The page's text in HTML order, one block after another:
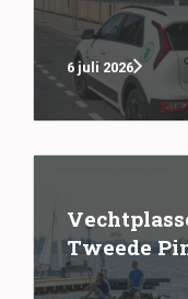
6 juli 2026
Tweede